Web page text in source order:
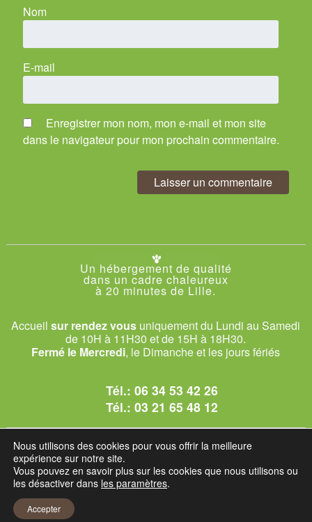
Nom
E-mail
Enregistrer mon nom, mon e-mail et mon site
dans le navigateur pour mon prochain commentaire.
Un hébergement de qualité
dans un cadre chaleureux
à 20 minutes de Lille.
Accueilsur rendez vous uniquement du Lundi au Samedi
de 10H à 11H30 et de 15H à 18H30.
Fermé le Mercredi, le Dimanche et les jours fériés
Tél.:06 34 53 42 26
Tél.:03 21 65 48 12
© 2026 Le Club des Chats
1228 rue bataille - 62840 Sailly-sur-la-Lys.
Mentions légales et C.G.U
Nous utilisons des cookies pour vous offrir la meilleure
expérience sur notre site.
Vous pouvez en savoir plus sur les cookies que nous utilisons ou
les désactiver dans les paramètres.
Accepter